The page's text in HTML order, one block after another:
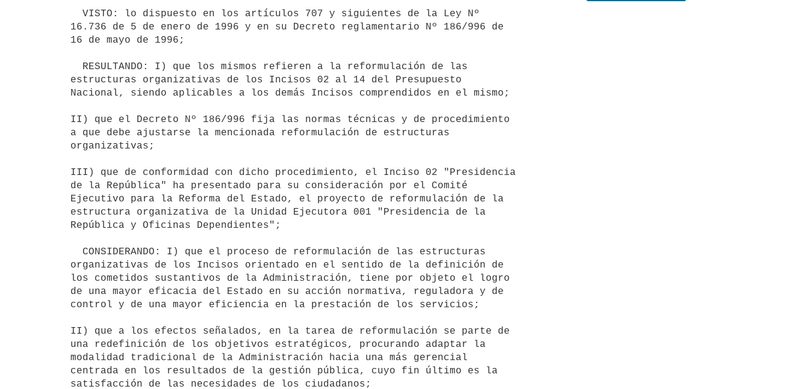
16.736 de 5 de enero de 1996 y en su Decreto reglamentario Nº 186/996 de
16 de mayo de 1996;
estructuras organizativas de los Incisos 02 al 14 del Presupuesto
Nacional, siendo aplicables a los demás Incisos comprendidos en el mismo;
II) que el Decreto Nº 186/996 fija las normas técnicas y de procedimiento
a que debe ajustarse la mencionada reformulación de estructuras
organizativas;
III) que de conformidad con dicho procedimiento, el Inciso 02 "Presidencia
de la República" ha presentado para su consideración por el Comité
Ejecutivo para la Reforma del Estado, el proyecto de reformulación de la
estructura organizativa de la Unidad Ejecutora 001 "Presidencia de la
República y Oficinas Dependientes";
organizativas de los Incisos orientado en el sentido de la definición de
los cometidos sustantivos de la Administración, tiene por objeto el logro
de una mayor eficacia del Estado en su acción normativa, reguladora y de
control y de una mayor eficiencia en la prestación de los servicios;
II) que a los efectos señalados, en la tarea de reformulación se parte de
una redefinición de los objetivos estratégicos, procurando adaptar la
modalidad tradicional de la Administración hacia una más gerencial
centrada en los resultados de la gestión pública, cuyo fin último es la
satisfacción de las necesidades de los ciudadanos;